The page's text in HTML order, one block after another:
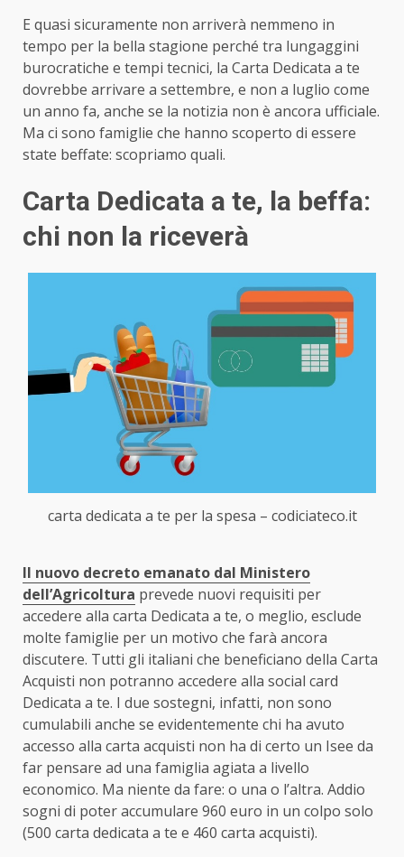
E quasi sicuramente non arriverà nemmeno in
tempo per la bella stagione perché tra lungaggini
burocratiche e tempi tecnici, la Carta Dedicata a te
dovrebbe arrivare a settembre, e non a luglio come
un anno fa, anche se la notizia non è ancora ufficiale.
Ma ci sono famiglie che hanno scoperto di essere
state beffate: scopriamo quali.
Carta Dedicata a te, la beffa:
chi non la riceverà
carta dedicata a te per la spesa – codiciateco.it
Il nuovo decreto emanato dal Ministero
dell’Agricoltura prevede nuovi requisiti per
accedere alla carta Dedicata a te, o meglio, esclude
molte famiglie per un motivo che farà ancora
discutere. Tutti gli italiani che beneficiano della Carta
Acquisti non potranno accedere alla social card
Dedicata a te. I due sostegni, infatti, non sono
cumulabili anche se evidentemente chi ha avuto
accesso alla carta acquisti non ha di certo un Isee da
far pensare ad una famiglia agiata a livello
economico. Ma niente da fare: o una o l’altra. Addio
sogni di poter accumulare 960 euro in un colpo solo
(500 carta dedicata a te e 460 carta acquisti).